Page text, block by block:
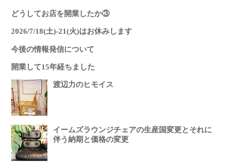
どうしてお店を開業したか③
2026/7/18(土)-21(火)はお休みします
今後の情報発信について
開業して15年経ちました
渡辺力のヒモイス
イームズラウンジチェアの生産国変更とそれに
伴う納期と価格の変更